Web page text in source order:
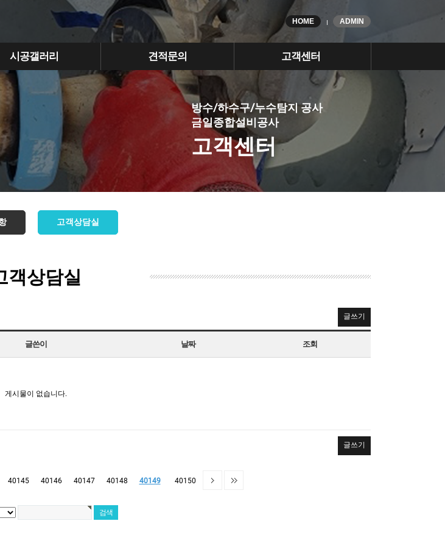
HOME ADMIN
시공갤러리 견적문의 고객센터
방수/하수구/누수탐지 공사
금일종합설비공사
고객센터
고객상담실
객상담실
글쓰기
글쓴이 날짜 조회
게시물이 없습니다.
글쓰기
40145 40146 40147 40148 40149 40150